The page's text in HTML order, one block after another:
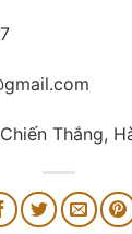
Thắng,